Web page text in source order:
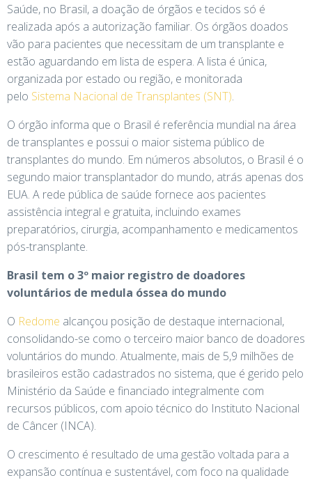
Saúde, no Brasil, a doação de órgãos e tecidos só é
realizada após a autorização familiar. Os órgãos doados
vão para pacientes que necessitam de um transplante e
estão aguardando em lista de espera. A lista é única,
organizada por estado ou região, e monitorada
pelo Sistema Nacional de Transplantes (SNT).
O órgão informa que o Brasil é referência mundial na área
de transplantes e possui o maior sistema público de
transplantes do mundo. Em números absolutos, o Brasil é o
segundo maior transplantador do mundo, atrás apenas dos
EUA. A rede pública de saúde fornece aos pacientes
assistência integral e gratuita, incluindo exames
preparatórios, cirurgia, acompanhamento e medicamentos
pós-transplante.
Brasil tem o 3º maior registro de doadores
voluntários de medula óssea do mundo
O Redome alcançou posição de destaque internacional,
consolidando-se como o terceiro maior banco de doadores
voluntários do mundo. Atualmente, mais de 5,9 milhões de
brasileiros estão cadastrados no sistema, que é gerido pelo
Ministério da Saúde e financiado integralmente com
recursos públicos, com apoio técnico do Instituto Nacional
de Câncer (INCA).
O crescimento é resultado de uma gestão voltada para a
expansão contínua e sustentável, com foco na qualidade